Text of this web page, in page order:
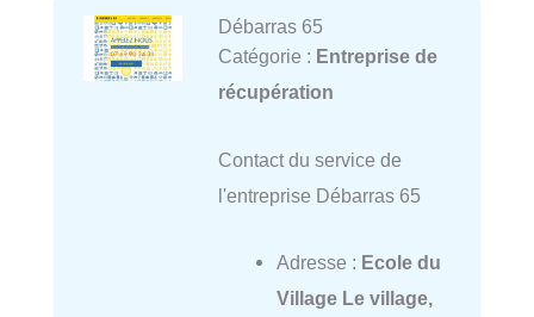
Débarras 65
Catégorie : Entreprise de
récupération
Contact du service de
l'entreprise Débarras 65
Adresse : Ecole du
Village Le village,